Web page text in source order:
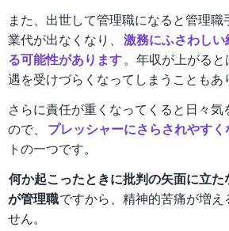
また、出世して管理職になると管理
業代が出なくなり、 激務にふさわし
る可能性があります。年収が上がる
遇を受けづらくなってしまうこともあ
さらに責任が重くなってくると日々気
ので、
プレッシャーにさらされやすく
トの一つです。
何か起こったときに批判の矢面に立
が管理職ですから、精神的苦痛が増え
せん。